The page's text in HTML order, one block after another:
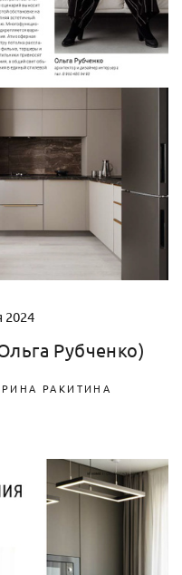
2024
Рубченко)
РАКИТИНА